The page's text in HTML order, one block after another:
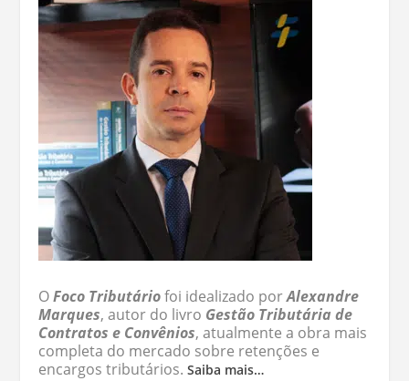
OFoco Tributáriofoi idealizado porAlexandre
Marques, autor do livro Gestão Tributária de
Contratos e Convênios, atualmente a obra mais
completa do mercado sobre retenções e
encargos tributários.Saiba mais…